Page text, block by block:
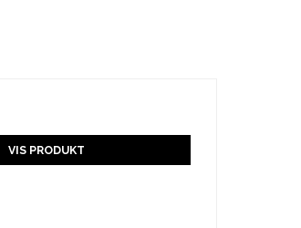
VIS PRODUKT